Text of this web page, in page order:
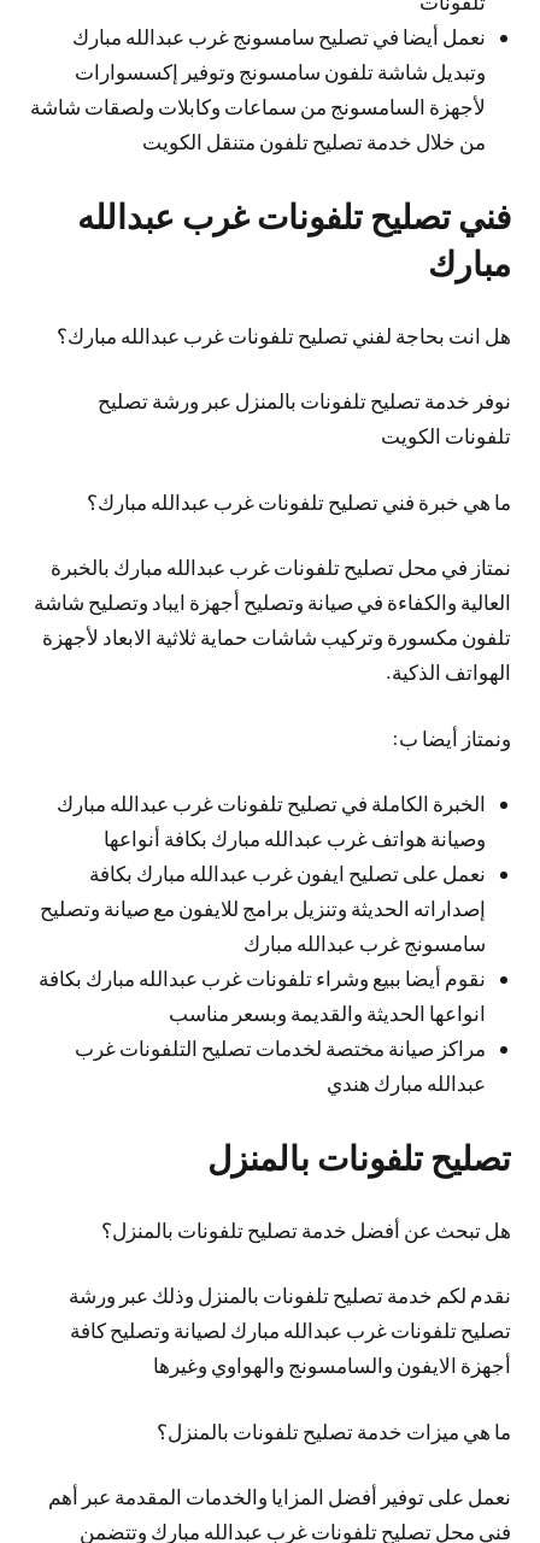
نعمل أيضا في تصليح سامسونج غرب عبدالله مبارك
وتبديل شاشة تلفون سامسونج وتوفير إكسسوارات
لأجهزة السامسونج من سماعات وكابلات ولصقات شاشة
من خلال خدمة تصليح تلفون متنقل الكويت
فني تصليح تلفونات غرب عبدالله
مبارك
هل انت بحاجة لفني تصليح تلفونات غرب عبدالله مبارك؟
نوفر خدمة تصليح تلفونات بالمنزل عبر ورشة تصليح
تلفونات الكويت
ما هي خبرة فني تصليح تلفونات غرب عبدالله مبارك؟
نمتاز في محل تصليح تلفونات غرب عبدالله مبارك بالخبرة
العالية والكفاءة في صيانة وتصليح أجهزة ايباد وتصليح شاشة
تلفون مكسورة وتركيب شاشات حماية ثلاثية الابعاد لأجهزة
الهواتف الذكية.
ونمتاز أيضا ب:
الخبرة الكاملة في تصليح تلفونات غرب عبدالله مبارك
وصيانة هواتف غرب عبدالله مبارك بكافة أنواعها
نعمل على تصليح ايفون غرب عبدالله مبارك بكافة
إصداراته الحديثة وتنزيل برامج للايفون مع صيانة وتصليح
سامسونج غرب عبدالله مبارك
نقوم أيضا ببيع وشراء تلفونات غرب عبدالله مبارك بكافة
انواعها الحديثة والقديمة وبسعر مناسب
مراكز صيانة مختصة لخدمات تصليح التلفونات غرب
عبدالله مبارك هندي
تصليح تلفونات بالمنزل
هل تبحث عن أفضل خدمة تصليح تلفونات بالمنزل؟
نقدم لكم خدمة تصليح تلفونات بالمنزل وذلك عبر ورشة
تصليح تلفونات غرب عبدالله مبارك لصيانة وتصليح كافة
أجهزة الايفون والسامسونج والهواوي وغيرها
ما هي ميزات خدمة تصليح تلفونات بالمنزل؟
نعمل على توفير أفضل المزايا والخدمات المقدمة عبر أهم
فني محل تصليح تلفونات غرب عبدالله مبارك وتتضمن